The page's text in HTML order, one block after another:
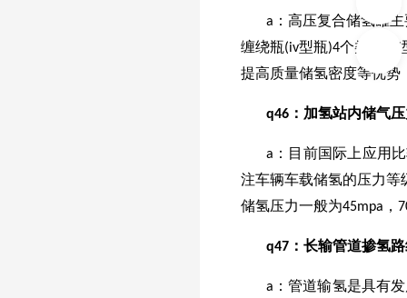
a：高压复合储氢罐
缠绕瓶(iv型瓶)4个类型。
提高质量储氢密度等优势
q46 ：加氢站内储气
a：目前国际上应用
注车辆车载储氢的压力等
储氢压力一般为45mpa，
q47 ：长输管道掺氢
a：管道输氢是具有